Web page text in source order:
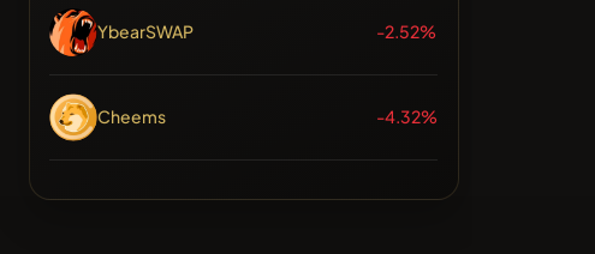
YbearSWAP -2.52%
Cheems -4.32%